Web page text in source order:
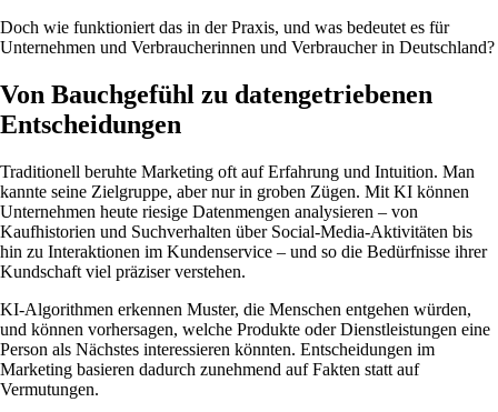
Doch wie funktioniert das in der Praxis, und was bedeutet es für
Unternehmen und Verbraucherinnen und Verbraucher in Deutschland?
Von Bauchgefühl zu datengetriebenen
Entscheidungen
Traditionell beruhte Marketing oft auf Erfahrung und Intuition. Man
kannte seine Zielgruppe, aber nur in groben Zügen. Mit KI können
Unternehmen heute riesige Datenmengen analysieren – von
Kaufhistorien und Suchverhalten über Social-Media-Aktivitäten bis
hin zu Interaktionen im Kundenservice – und so die Bedürfnisse ihrer
Kundschaft viel präziser verstehen.
KI-Algorithmen erkennen Muster, die Menschen entgehen würden,
und können vorhersagen, welche Produkte oder Dienstleistungen eine
Person als Nächstes interessieren könnten. Entscheidungen im
Marketing basieren dadurch zunehmend auf Fakten statt auf
Vermutungen.